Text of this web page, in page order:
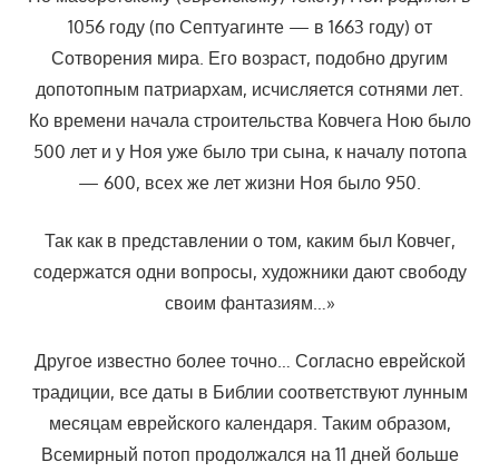
1056 году (по Септуагинте — в 1663 году) от
Сотворения мира. Его возраст, подобно другим
допотопным патриархам, исчисляется сотнями лет.
Ко времени начала строительства Ковчега Ною было
500 лет и у Ноя уже было три сына, к началу потопа
— 600, всех же лет жизни Ноя было 950.
Так как в представлении о том, каким был Ковчег,
содержатся одни вопросы, художники дают свободу
своим фантазиям…»
Другое известно более точно… Согласно еврейской
традиции, все даты в Библии соответствуют лунным
месяцам еврейского календаря. Таким образом,
Всемирный потоп продолжался на 11 дней больше